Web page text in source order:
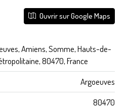
Ouvrir sur Google Maps
Amiens, Somme, Hauts-de-
80470, France
Argoeuves
80470